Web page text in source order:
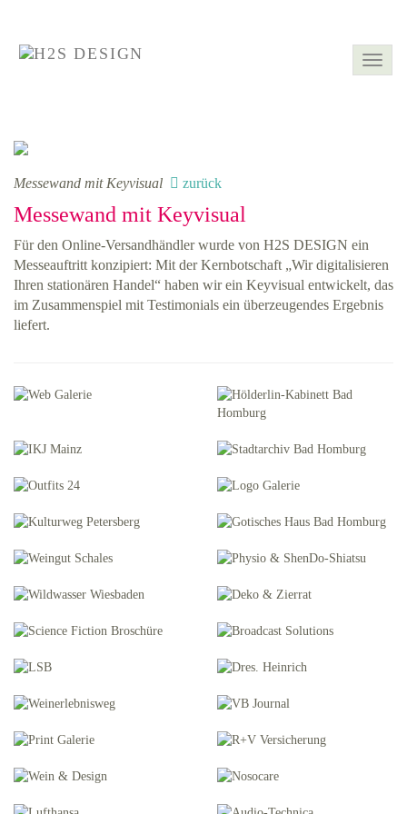
Messewand mit Keyvisual zurück
Messewand mit Keyvisual
Für den Online-Versandhändler wurde von H2S DESIGN ein
Messeauftritt konzipiert: Mit der Kernbotschaft „Wir digitalisieren
Ihren stationären Handel“ haben wir ein Keyvisual entwickelt, das
im Zusammenspiel mit Testimonials ein überzeugendes Ergebnis
liefert.